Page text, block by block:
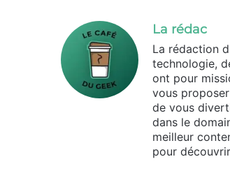
La rédac
La rédaction
technologie,
ont pour
vous
de vous
dans le
meilleur
pour